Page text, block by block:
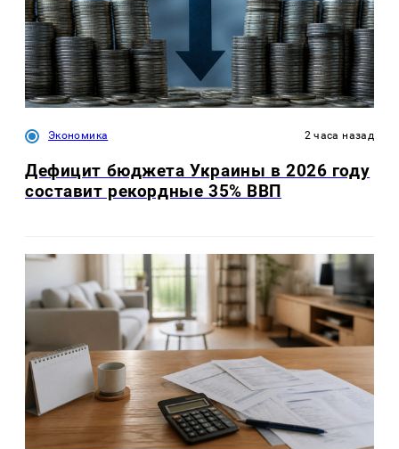
Экономика 2 часа назад
Дефицит бюджета Украины в 2026 году
составит рекордные 35% ВВП